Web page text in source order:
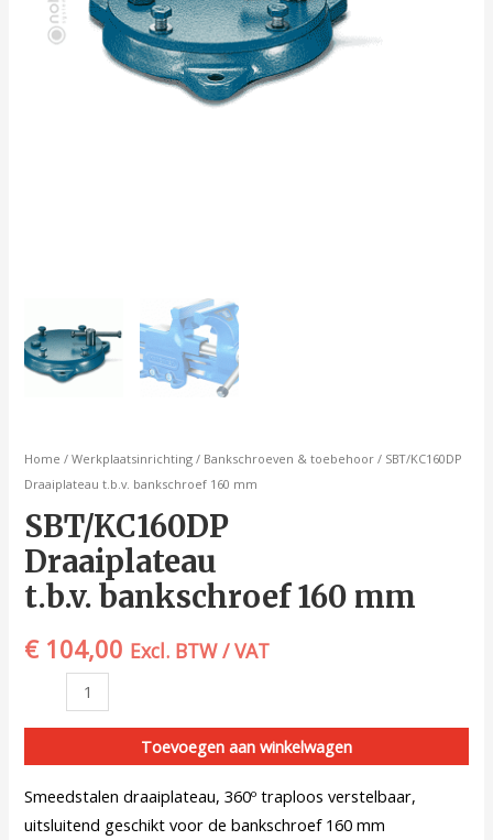
Home /Werkplaatsinrichting / Bankschroeven & toebehoor / SBT/KC160DP
Draaiplateau t.b.v. bankschroef 160 mm
SBT/KC160DP
Draaiplateau
t.b.v. bankschroef 160 mm
€104,00 Excl. BTW / VAT
Toevoegen aan winkelwagen
Smeedstalen draaiplateau, 360º traploos verstelbaar,
uitsluitend geschikt voor de bankschroef 160 mm